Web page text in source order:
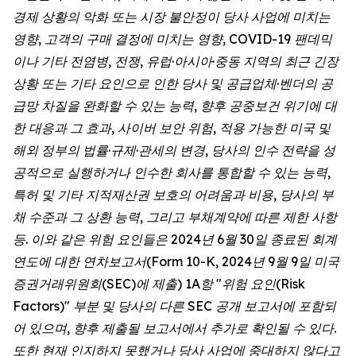
경제 상황의 악화 또는 시장 불안정이 당사 사업에 미치는
영향, 고객의 구매 결정에 미치는 영향, COVID-19 팬데믹
이나 기타 전염병, 전쟁, 유럽·아시아·중동 지역의 최근 긴장
상황 또는 기타 요인으로 인한 당사 및 공급업체·벤더의 공
급망 차질을 완화할 수 있는 능력, 향후 공중보건 위기에 대
한 대응과 그 효과, 사이버 보안 위험, 적용 가능한 미국 및
해외 정부의 법률·규제·관세의 변경, 당사의 인수 전략을 성
공적으로 실행하거나 인수한 회사를 통합할 수 있는 능력,
특허 및 기타 지적재산권 보호의 어려움과 비용, 당사의 부
채 수준과 그 상환 능력, 그리고 부채계약에 따른 제한 사항
등. 이와 같은 위험 요인들은 2024년 6월 30일 종료된 회계
연도에 대한 연차보고서(Form 10-K, 2024년 9월 9일 미국
증권거래위원회(SEC)에 제출) 1A항 "위험 요인(Risk
Factors)" 부분 및 당사의 다른 SEC 공개 보고서에 포함되
어 있으며, 향후 제출될 보고서에서 추가로 확인될 수 있다.
또한 현재 인지하지 못했거나 당사 사업에 중대하지 않다고